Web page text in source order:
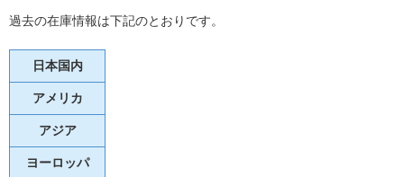
過去の在庫情報は下記のとおりです。
日本国内
アメリカ
アジア
ヨーロッパ